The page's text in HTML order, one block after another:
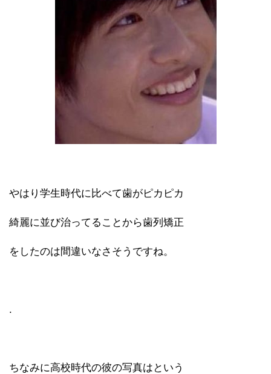
やはり学生時代に比べて歯がピカピカ
綺麗に並び治ってることから歯列矯正
をしたのは間違いなさそうですね。
.
ちなみに高校時代の彼の写真はという